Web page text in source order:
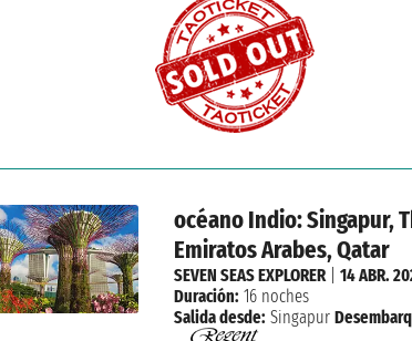
océano Indio: Singapur,
Emiratos Arabes, Qatar
SEVEN SEAS EXPLORER| 14 ABR.
Duración: 16 noches
Salida desde: Singapur